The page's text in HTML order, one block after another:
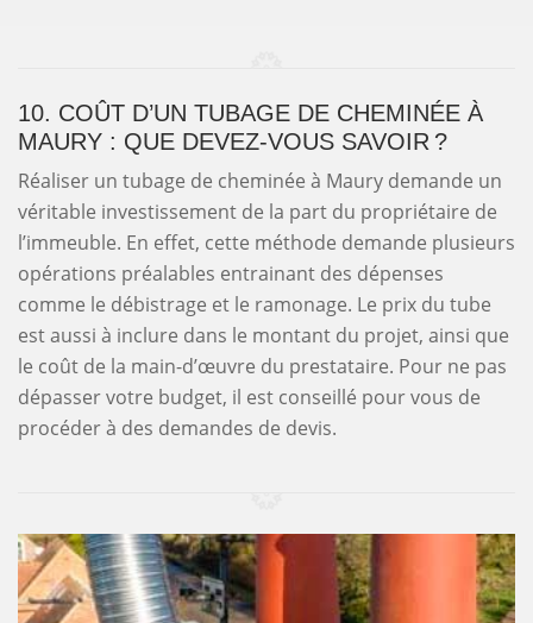
10. COÛT D’UN TUBAGE DE CHEMINÉE À
MAURY : QUE DEVEZ-VOUS SAVOIR ?
Réaliser un tubage de cheminée à Maury demande un
véritable investissement de la part du propriétaire de
l’immeuble. En effet, cette méthode demande plusieurs
opérations préalables entrainant des dépenses
comme le débistrage et le ramonage. Le prix du tube
est aussi à inclure dans le montant du projet, ainsi que
le coût de la main-d’œuvre du prestataire. Pour ne pas
dépasser votre budget, il est conseillé pour vous de
procéder à des demandes de devis.